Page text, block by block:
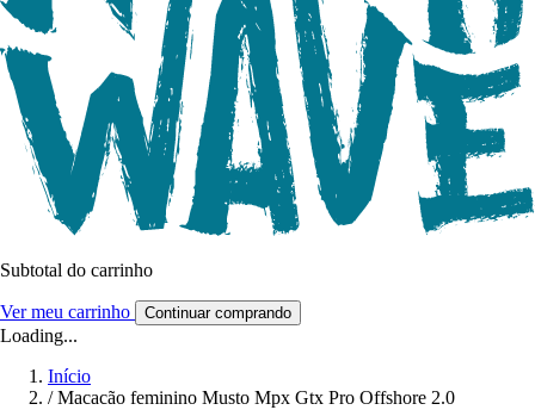
Subtotal do carrinho
Ver meu carrinho Continuar comprando
Loading...
Início
/ Macacão feminino Musto Mpx Gtx Pro Offshore 2.0